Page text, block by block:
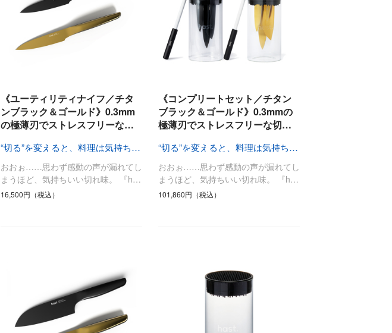
《ユーティリティナイフ／チタ
ンブラック＆ゴールド》0.3mm
の極薄刃でストレスフリーな…
“切る”を変えると、料理は気持ちいい
おおぉ……思わず感動の声が漏れてし
まうほど、気持ちいい切れ味。 『h…
16,500円（税込）
《コンプリートセット／チタン
ブラック＆ゴールド》0.3mmの
極薄刃でストレスフリーな切…
“切る”を変えると、料理は気持ちいい
おおぉ……思わず感動の声が漏れてし
まうほど、気持ちいい切れ味。 『h…
101,860円（税込）